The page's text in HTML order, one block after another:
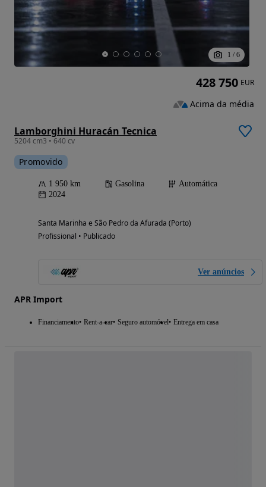
1 / 6
Lamborghini Huracán Tecnica
5204 cm3 • 640 cv
Promovido
1 950 km Gasolina
Automática
2024
Santa Marinha e São Pedro da Afurada (Porto)
Profissional • Publicado
Ver anúncios
APR Import
Financiamento Rent-a-car Seguro automóvel Entrega em casa
428 750 EUR
Acima da média